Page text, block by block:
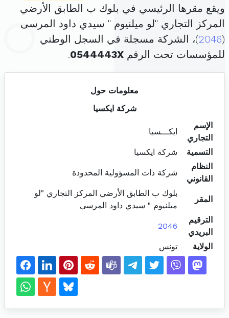
ويقع مقرها الرئيسي في بلوك ب الطابق الأرضي
المركز التجاري "لو ميلنيوم " سيدي داود المرسى
(
2046)، الشركة مسجلة في السجل الوطني
للمؤسسات تحت الرقم 0544443X
.
معلومات حول
شركة ايكسيا
الإسم
التجاري
ايكـــسيا
التسمية
شركة ايكسيا
النظام
القانوني
شركة ذات المسؤولية المحدودة
المقر
بلوك ب الطابق الأرضي المركز التجاري "لو
ميلنيوم " سيدي داود المرسى
الترقيم
البريدي
2046
الولاية تونس